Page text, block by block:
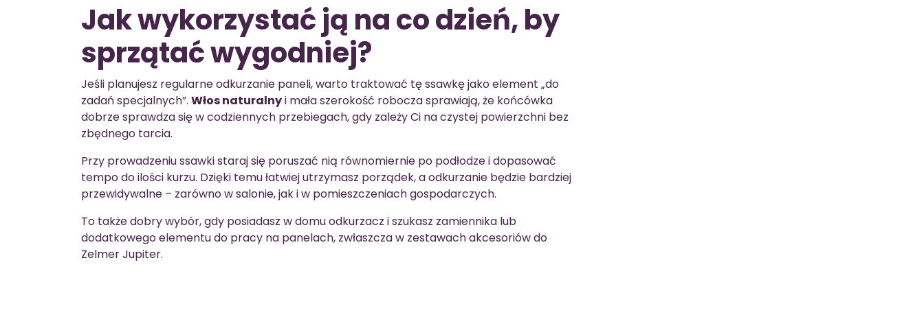
Jak wykorzystać ją na co dzień, by
sprzątać wygodniej?
Jeśli planujesz regularne odkurzanie paneli, warto traktować tę ssawkę jako element „do
zadań specjalnych”. Włos naturalnyi mała szerokość robocza sprawiają, że końcówka
dobrze sprawdza się w codziennych przebiegach, gdy zależy Ci na czystej powierzchni bez
zbędnego tarcia.
Przy prowadzeniu ssawki staraj się poruszać nią równomiernie po podłodze i dopasować
tempo do ilości kurzu. Dzięki temu łatwiej utrzymasz porządek, a odkurzanie będzie bardziej
przewidywalne – zarówno w salonie, jak i w pomieszczeniach gospodarczych.
To także dobry wybór, gdy posiadasz w domu odkurzacz i szukasz zamiennika lub
dodatkowego elementu do pracy na panelach, zwłaszcza w zestawach akcesoriów do
Zelmer Jupiter.